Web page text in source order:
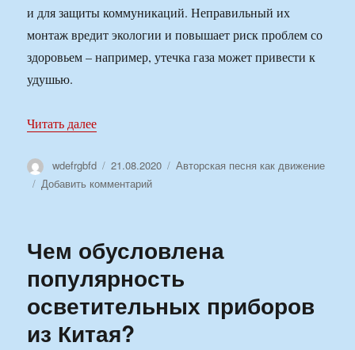
и для защиты коммуникаций. Неправильный их
монтаж вредит экологии и повышает риск проблем со
здоровьем – например, утечка газа может привести к
удушью.
Читать далее«Стальные трубы: как правильно их
Автор
wdefrgbfd Опубликовано
21.08.2020 Рубрики
Авторская песня как движение
Добавить комментарийк
как
их
и
Чем обусловлена
популярность
осветительных приборов
из Китая?